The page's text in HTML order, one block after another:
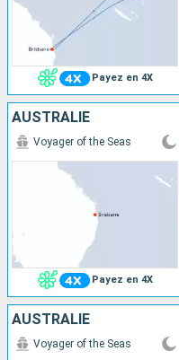
Payez en 4X
AUSTRALIE
Payez en 4X
Voyager of the Seas
AUSTRALIE
Voyager of the Seas